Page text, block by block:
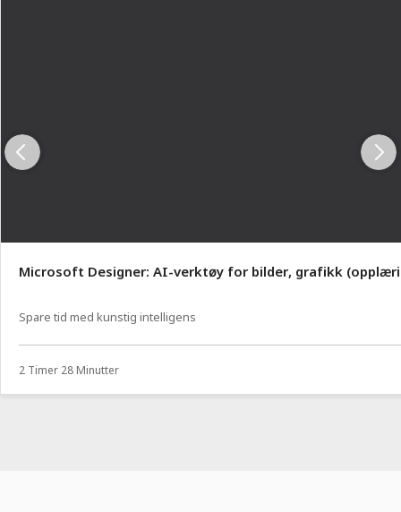
Microsoft Designer: AI-verktøy for bilder, grafikk
Spare tid med kunstig intelligens
2 Timer 28 Minutter